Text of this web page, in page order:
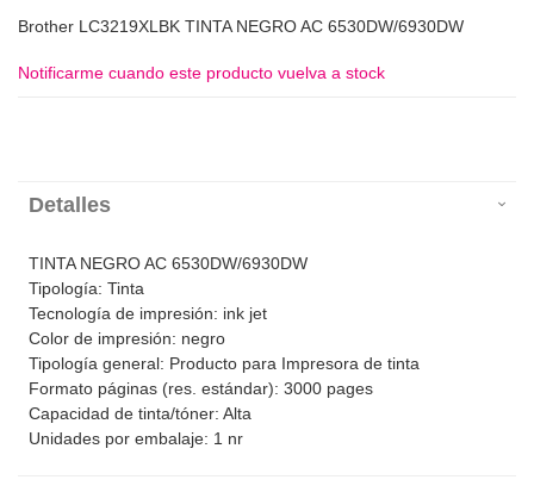
Brother LC3219XLBK TINTA NEGRO AC 6530DW/6930DW
Notificarme cuando este producto vuelva a stock
Detalles
TINTA NEGRO AC 6530DW/6930DW
Tipología: Tinta
Tecnología de impresión: ink jet
Color de impresión: negro
Tipología general: Producto para Impresora de tinta
Formato páginas (res. estándar): 3000 pages
Capacidad de tinta/tóner: Alta
Unidades por embalaje: 1 nr